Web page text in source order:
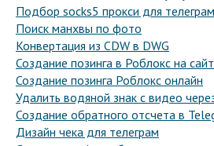
Подбор socks5 прокси для телеграм
Поиск манхвы по фото
Конвертация из CDW в DWG
Создание позинга в Роблокс на
Создание позинга Роблокс онлайн
Удалить водяной знак с видео
Создание обратного отсчета в
Дизайн чека для телеграм